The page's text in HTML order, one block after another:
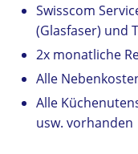
Swisscom
(Glasfaser) und
2x monatliche
Alle
Alle
usw. vorhanden